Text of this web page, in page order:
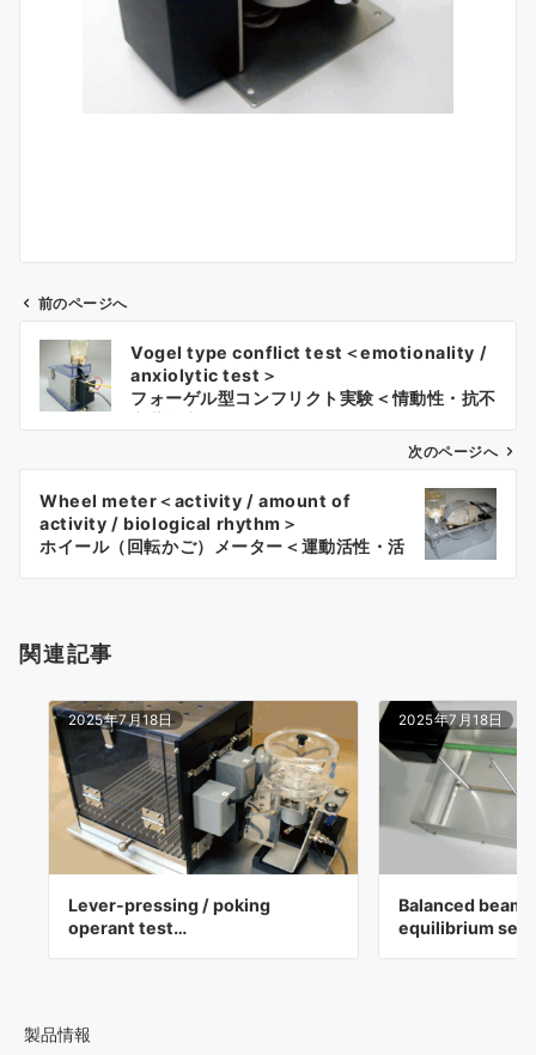
ン
前のページへ
Vogel type conflict test＜emotionality /
anxiolytic test＞
フォーゲル型コンフリクト実験＜情動性・抗不
次のページへ
Wheel meter＜activity / amount of
activity / biological rhythm＞
ホイール（回転かご）メーター＜運動活性・活
関連記事
2025年7月18日
Lever-pressing / poking
operant test…
2025年7月18日
Balanced beam
equilibrium
製品情報